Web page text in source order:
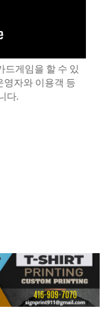
드게임을 할 수 있
영자와 이용객 등
다.